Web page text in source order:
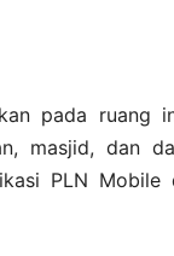
pada ruang
masjid, dan
PLN Mobile